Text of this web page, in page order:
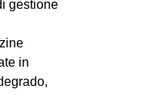
gestione
in